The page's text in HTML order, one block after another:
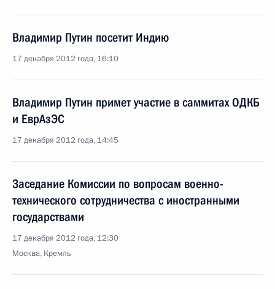
Владимир Путин посетит Индию
17 декабря 2012 года, 16:10
Владимир Путин примет участие в саммитах ОДКБ
и ЕврАзЭС
17 декабря 2012 года, 14:45
Заседание Комиссии по вопросам военно-
технического сотрудничества с иностранными
государствами
17 декабря 2012 года, 12:30
Москва, Кремль